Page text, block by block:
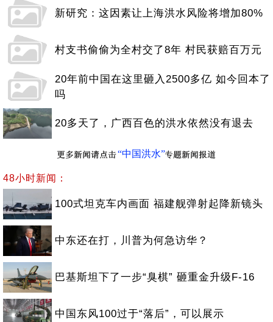
新研究：这因素让上海洪水风险将增加80%
村支书偷偷为全村交了8年 村民获赔百万元
20年前中国在这里砸入2500多亿 如今回本了
吗
20多天了，广西百色的洪水依然没有退去
“中国洪水”
48小时新闻：
100式坦克车内画面 福建舰弹射起降新镜头
中东还在打，川普为何急访华？
巴基斯坦下了一步“臭棋” 砸重金升级F-16
中国东风100过于“落后”，可以展示